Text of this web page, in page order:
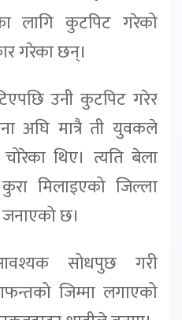
लागि कुटपिट गरेको
गरेका छन्।
उनी कुटपिट गरेर
अघि मात्रै ती युवकले
थिए। त्यति बेला
मिलाइएको जिल्ला
छ।
सोधपुछ गरी
जिम्मा लगाएको